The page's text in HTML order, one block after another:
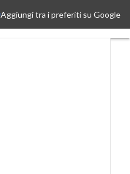
Aggiungi tra i preferiti su Google